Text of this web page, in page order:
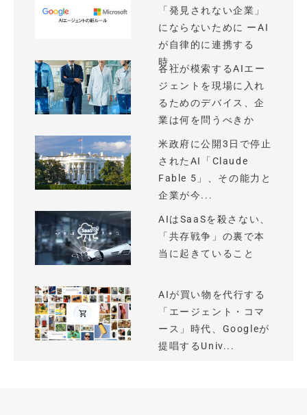
「発見されない企業」
にならないために ーAI
が自律的に連携する
時...
各社が模索するAIエー
ジェントを現場に入れ
るためのデバイス、企
業は何を問うべきか
米政府に公開3日で停止
されたAI「Claude
Fable 5」、その能力と
企業が今...
AIはSaaSを殺さない、
「共存戦争」の裏で本
当に起きていること
AIが買い物を代行する
「エージェント・コマ
ース」時代、Googleが
提唱するUniv...